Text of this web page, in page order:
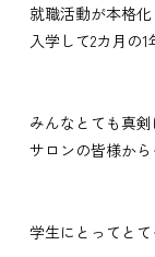
就職活動が本格化
入学して2カ月の
みんなとても真
サロンの皆様か
学生にとってと